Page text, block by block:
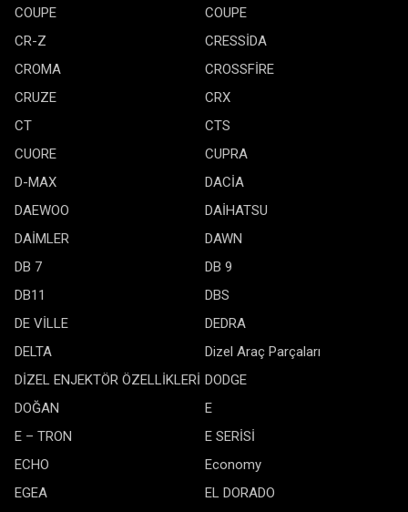
COUPE
COUPE
CR-Z
CRESSİDA
CROMA
CROSSFİRE
CRUZE
CRX
CT
CTS
CUORE
CUPRA
D-MAX
DACİA
DAEWOO
DAİHATSU
DAİMLER
DAWN
DB 7
DB 9
DB11
DBS
DE VİLLE
DEDRA
DELTA
Dizel Araç Parçaları
DİZEL ENJEKTÖR ÖZELLİKLERİ DODGE
DOĞAN
E
E – TRON
E SERİSİ
ECHO
Economy
EGEA
EL DORADO